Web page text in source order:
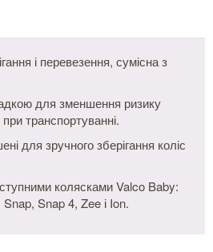
і перевезення, сумісна з
для зменшення ризику
транспортуванні.
для зручного зберігання коліс
колясками Valco Baby:
Snap 4, Zee і Ion.